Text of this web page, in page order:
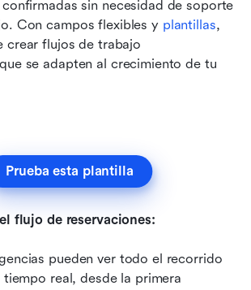
sin necesidad de soporte
Con campos flexibles y plantillas,
crear flujos de trabajo
se adapten al crecimiento de tu
Prueba esta plantilla
flujo de reservaciones:
pueden ver todo el recorrido
tiempo real, desde la primera